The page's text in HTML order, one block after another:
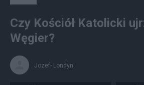
Czy Kościół Katolicki
Węgier?
Jozef- Londyn